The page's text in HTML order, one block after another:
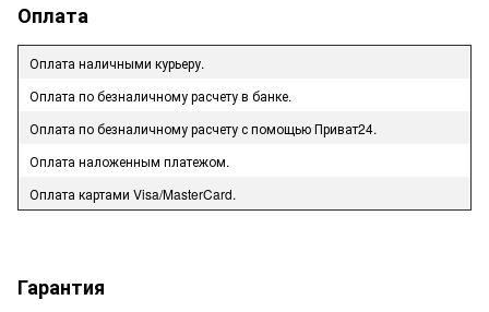
Оплата
Оплата наличными курьеру.
Оплата по безналичному расчету в банке.
Оплата по безналичному расчету с помощью Приват24.
Оплата наложенным платежом.
Оплата картами Visa/MasterCard.
Гарантия